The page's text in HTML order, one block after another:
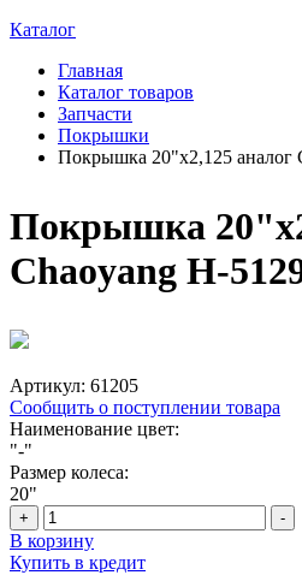
Каталог
Главная
Каталог товаров
Запчасти
Покрышки
Покрышка 20"х2,125 аналог
Покрышка
Chaoyang Н-
Артикул: 61205
Сообщить о поступлении товара
Наименование цвет:
"-"
Размер колеса:
20"
+ -
В корзину
Купить в кредит